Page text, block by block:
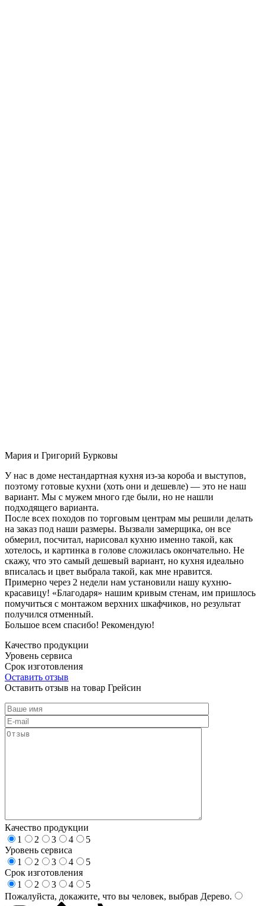
Мария и Григорий Бурковы
У нас в доме нестандартная кухня из-за короба и выступов,
поэтому готовые кухни (хоть они и дешевле) — это не наш
вариант. Мы с мужем много где были, но не нашли
подходящего варианта.
После всех походов по торговым центрам мы решили делать
на заказ под наши размеры. Вызвали замерщика, он все
обмерил, посчитал, нарисовал кухню именно такой, как
хотелось, и картинка в голове сложилась окончательно. Не
скажу, что это самый дешевый вариант, но кухня идеально
вписалась и цвет выбрала такой, как мне нравится.
Примерно через 2 недели нам установили нашу кухню-
красавицу! «Благодаря» нашим кривым стенам, им пришлось
помучиться с монтажом верхних шкафчиков, но результат
получился отменный.
Большое всем спасибо! Рекомендую!
Качество продукции
Уровень сервиса
Срок изготовления
Оставить отзыв
Оставить отзыв на товар Грейсин
Качество продукции
1
2 3 4
5
Уровень сервиса
1
2 3 4
5
Срок изготовления
1
2 3 4
5
Пожалуйста, докажите, что вы человек, выбрав Дерево.